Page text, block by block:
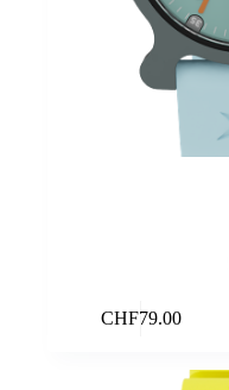
CHF79.00